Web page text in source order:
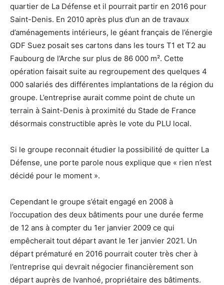
quartier de La Défense et il pourrait partir en 2016 pour
Saint-Denis. En 2010 après plus d’un an de travaux
d’aménagements intérieurs, le géant français de l’énergie
GDF Suez posait ses cartons dans les tours T1 et T2 au
Faubourg de l’Arche sur plus de 86 000 m². Cette
opération faisait suite au regroupement des quelques 4
000 salariés des différentes implantations de la région du
groupe. L’entreprise aurait comme point de chute un
terrain à Saint-Denis à proximité du Stade de France
désormais constructible après le vote du PLU local.
Si le groupe reconnait étudier la possibilité de quitter La
Défense, une porte parole nous explique que « rien n’est
décidé pour le moment ».
Cependant le groupe s’était engagé en 2008 à
l’occupation des deux bâtiments pour une durée ferme
de 12 ans à compter du 1er janvier 2009 ce qui
empêcherait tout départ avant le 1er janvier 2021. Un
départ prématuré en 2016 pourrait couter très cher à
l’entreprise qui devrait négocier financièrement son
départ auprès de Ivanhoé, propriétaire des bâtiments.